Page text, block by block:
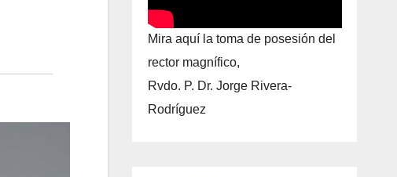
Mira aquí la toma de posesión del
rector magnífico,
Rvdo. P. Dr. Jorge Rivera-
Rodríguez